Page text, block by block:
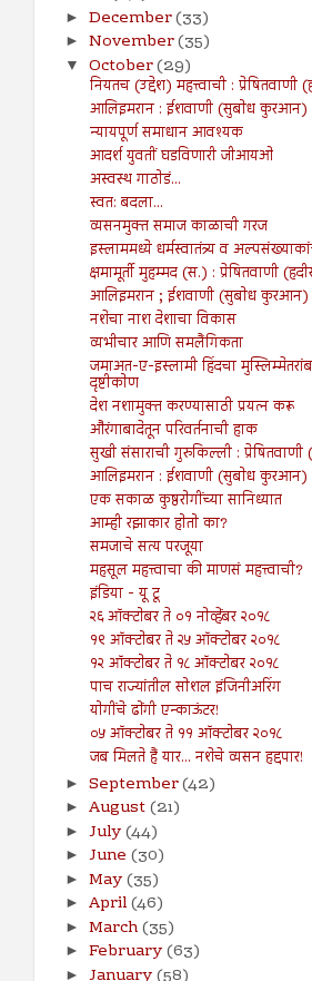
► December(33)
► November(35)
▼ October(29)
नियतच (उद्देश) महत्त्वाची : प्रेषितवाणी
आलिइमरान : ईशवाणी (सुबोध कुरआन)
न्यायपूर्ण समाधान आवश्यक
आदर्श युवतीं घडविणारी जीआयओ
अस्वस्थ गाठोडं...
स्वत: बदला...
व्यसनमुक्त समाज काळाची गरज
इस्लाममध्ये धर्मस्वातंत्र्य व
क्षमामूर्ती मुहम्मद (स.) : प्रेषितवाणी
आलिइमरान ; ईशवाणी (सुबोध कुरआन)
नशेचा नाश देशाचा विकास
व्यभीचार आणि समलैंगिकता
जमाअत-ए-इस्लामी हिंदचा
दृष्टीकोण
देश नशामुक्त करण्यासाठी प्रयत्न करू
औरंगाबादेतून परिवर्तनाची हाक
सुखी संसाराची गुरुकिल्ली : प्रेषितवाणी
आलिइमरान : ईशवाणी (सुबोध कुरआन)
एक सकाळ कुष्ठरोगींच्या सानिध्यात
आम्ही रझाकार होतो का?
समजाचे सत्य परजूया
महसूल महत्त्वाचा की माणसं महत्त्वाची?
इंडिया - यू टू
२६ ऑक्टोबर ते ०१ नोव्हेंबर २०१८
१९ ऑक्टोबर ते २५ ऑक्टोबर २०१८
१२ ऑक्टोबर ते १८ ऑक्टोबर २०१८
पाच राज्यांतील सोशल इंजिनीअरिंग
योगींचे ढोंगी एन्काऊंटर!
०५ ऑक्टोबर ते ११ ऑक्टोबर २०१८
जब मिलते हैं यार... नशेचे व्यसन हद्दपार!
► September(42)
► August(21)
► July(44)
► June (30)
► May(35)
► April(46)
► March(35)
► February(63)
►